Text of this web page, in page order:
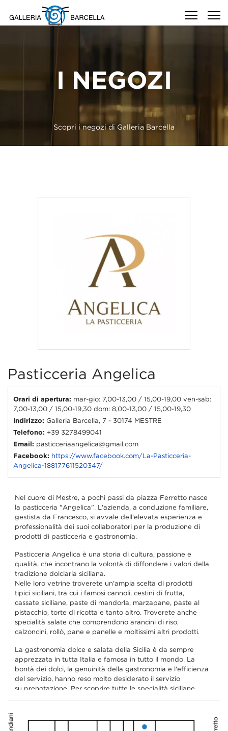
I NEGOZI
Scopri i negozi di Galleria Barcella
Pasticceria Angelica
Orari di apertura: mar-gio: 7,00-13,00 / 15,00-19,00 ven-sab:
7,00-13,00 / 15,00-19,30 dom: 8,00-13,00 / 15,00-19,30
Indirizzo: Galleria Barcella, 7 - 30174 MESTRE
Telefono: +39 3278499041
Email: pasticceriaangelica@gmail.com
Facebook: https://www.facebook.com/La-Pasticceria-
Angelica-188177611520347/
Nel cuore di Mestre, a pochi passi da piazza Ferretto nasce
la pasticceria "Angelica". L'azienda, a conduzione familiare,
gestista da Francesco, si avvale dell'elevata esperienza e
professionalità dei suoi collaboratori per la produzione di
prodotti di pasticceria e gastronomia.
Pasticceria Angelica è una storia di cultura, passione e
qualità, che incontrano la volontà di diffondere i valori della
tradizione dolciaria siciliana.
Nelle loro vetrine troverete un'ampia scelta di prodotti
tipici siciliani, tra cui i famosi cannoli, cestini di frutta,
cassate siciliane, paste di mandorla, marzapane, paste al
pistacchio, torte di ricotta e tanto altro. Troverete anche
specialità salate che comprendono arancini di riso,
calzoncini, rollò, pane e panelle e moltissimi altri prodotti.
La gastronomia dolce e salata della Sicilia è da sempre
apprezzata in tutta Italia e famosa in tutto il mondo. La
bontà dei dolci, la genuinità della gastronomia e l'efficienza
del servizio, hanno reso molto desiderato il servizio
su prenotazione. Per scoprire tutte le specialità siciliane,
La pasticceria si distingue per la gentilezza e la cortesia